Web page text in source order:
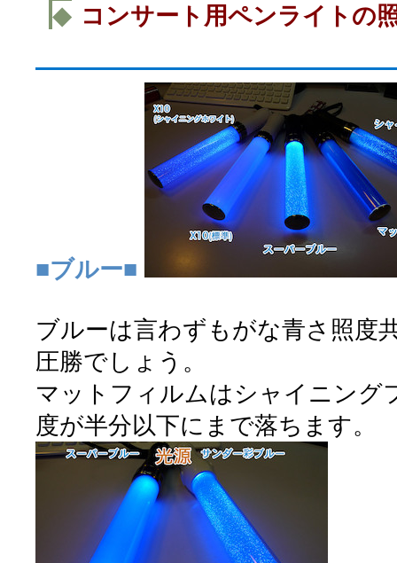
◆ コンサート用ペンライトの
■ブルー■
ブルーは言わずもがな青さ照度
圧勝でしょう。
マットフィルムはシャイニング
度が半分以下にまで落ちます。